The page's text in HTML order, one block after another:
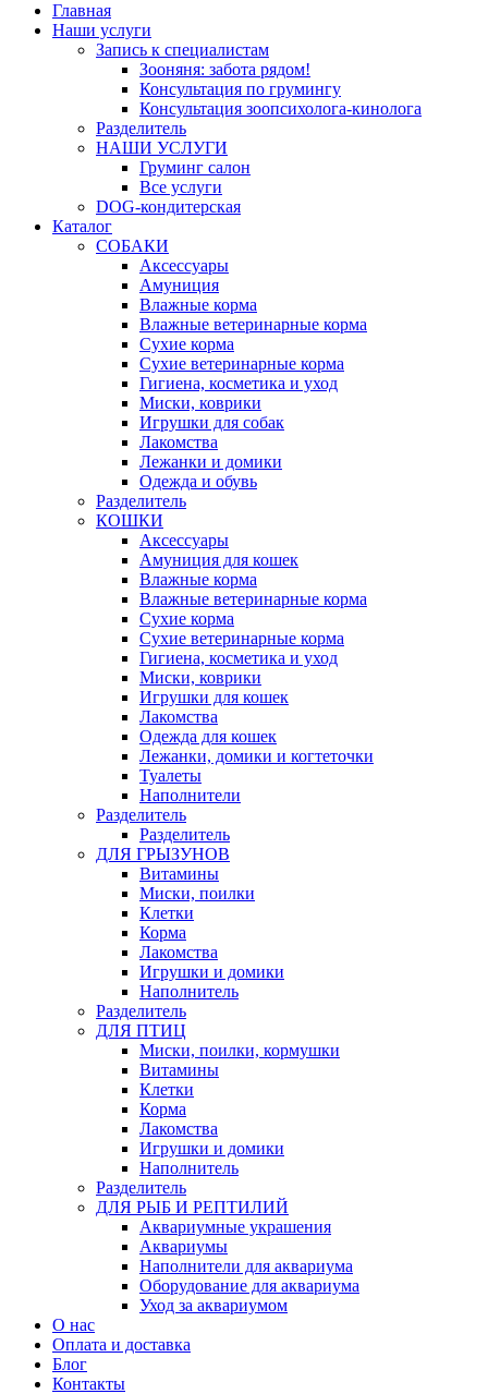
Главная
Наши услуги
Запись к специалистам
Зооняня: забота рядом!
Консультация по грумингу
Консультация зоопсихолога-кинолога
Pазделитель
НАШИ УСЛУГИ
Груминг салон
Все услуги
DOG-кондитерская
Каталог
СОБАКИ
Аксессуары
Амуниция
Влажные корма
Влажные ветеринарные корма
Сухие корма
Сухие ветеринарные корма
Гигиена, косметика и уход
Миски, коврики
Игрушки для собак
Лакомства
Лежанки и домики
Одежда и обувь
Разделитель
КОШКИ
Аксессуары
Амуниция для кошек
Влажные корма
Влажные ветеринарные корма
Сухие корма
Сухие ветеринарные корма
Гигиена, косметика и уход
Миски, коврики
Игрушки для кошек
Лакомства
Одежда для кошек
Лежанки, домики и когтеточки
Туалеты
Наполнители
Pазделитель
Разделитель
ДЛЯ ГРЫЗУНОВ
Витамины
Миски, поилки
Клетки
Корма
Лакомства
Игрушки и домики
Наполнитель
Разделитель
ДЛЯ ПТИЦ
Миски, поилки, кормушки
Витамины
Клетки
Корма
Лакомства
Игрушки и домики
Наполнитель
Разделитель
ДЛЯ РЫБ И РЕПТИЛИЙ
Аквариумные украшения
Аквариумы
Наполнители для аквариума
Оборудование для аквариума
Уход за аквариумом
О нас
Оплата и доставка
Блог
Контакты